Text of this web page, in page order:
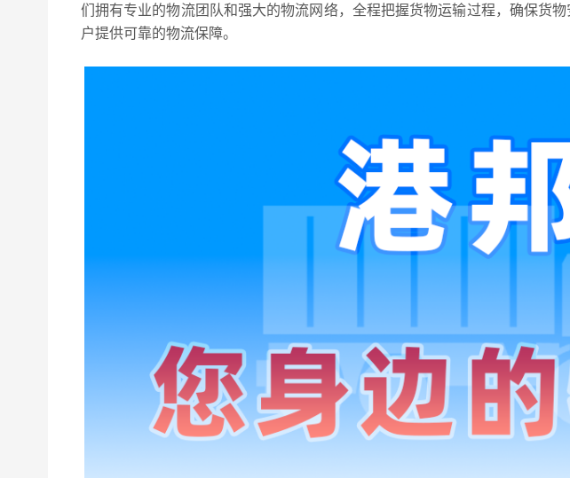
们拥有专业的物流团队和强大的物流网络，全程把握货物运输过程，确保货
户提供可靠的物流保障。